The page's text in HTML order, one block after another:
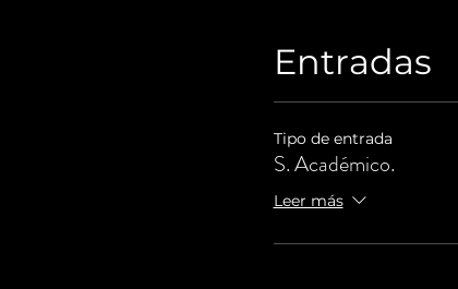
Entradas
Tipo de entrada
S. Académico.
Leer más